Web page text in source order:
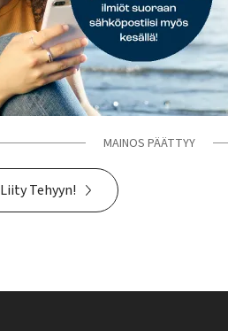
MAINOS PÄÄTTYY
Liity Tehyyn!